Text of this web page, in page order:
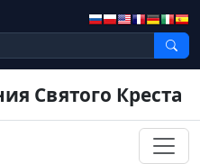
Святого Креста